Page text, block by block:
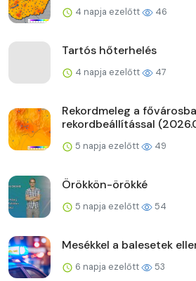
4 napja ezelőtt 46
Tartós hőterhelés
4 napja ezelőtt 47
Rekordmeleg a
rekordbeállítással
5 napja ezelőtt 49
Örökkön-örökké
5 napja ezelőtt 54
Mesékkel a balesetek
6 napja ezelőtt 53